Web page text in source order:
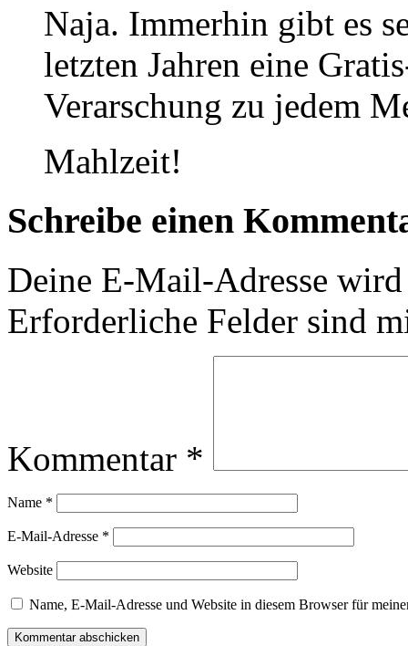
Naja. Immerhin gibt es
letzten Jahren eine
Verarschung zu jedem
Mahlzeit!
Schreibe einen
Deine E-Mail-Adresse
Erforderliche Felder sind
Kommentar *
Name *
E-Mail-Adresse *
Website
Name, E-Mail-Adresse und Website in diesem Browser für